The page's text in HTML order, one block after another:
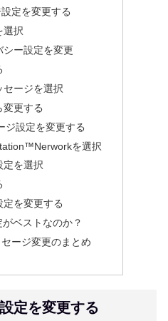
定を変更する
選択
ー設定を変更
セージを選択
変更する
ジ設定を変更する
を選択
定を選択
を変更する
ベストなのか？
ージ変更のまとめ
定を変更する